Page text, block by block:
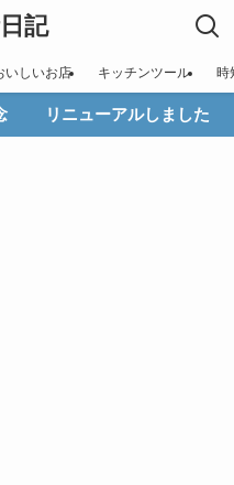
記
いしいお店 キッチンツール 時
念 リニューアルしました